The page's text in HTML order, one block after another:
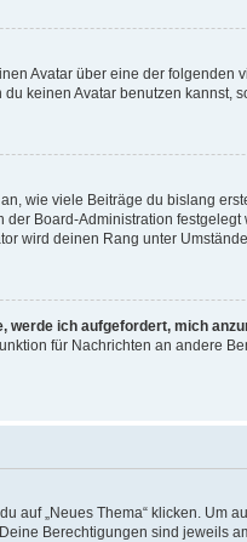
Avatar über eine der
keinen Avatar benutzen kannst,
wie viele Beiträge du bislang
Board-Administration
wird deinen Rang unter
werde ich aufgefordert, mich
für Nachrichten an andere
auf „Neues Thema“ klicken. Um
Berechtigungen sind jeweils